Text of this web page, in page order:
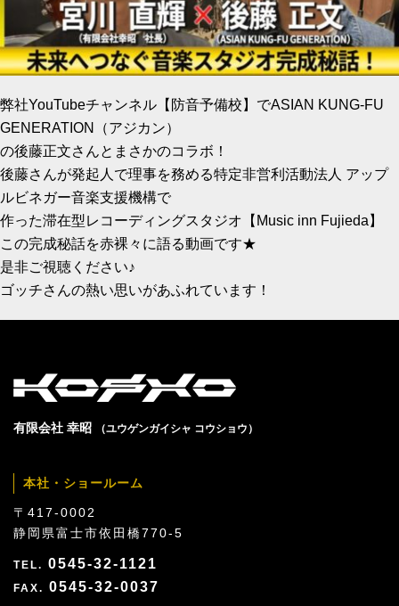
弊社YouTubeチャンネル【防音予備校】でASIAN KUNG-FU
GENERATION（アジカン）
の後藤正文さんとまさかのコラボ！
後藤さんが発起人で理事を務める特定非営利活動法人 アップ
ルビネガー音楽支援機構で
作った滞在型レコーディングスタジオ【Music inn Fujieda】
この完成秘話を赤裸々に語る動画です★
是非ご視聴ください♪
ゴッチさんの熱い思いがあふれています！
有限会社 幸昭 （ユウゲンガイシャ コウショウ）
本社・ショールーム
〒417-0002
静岡県富士市依田橋770-5
0545-32-1121
0545-32-0037